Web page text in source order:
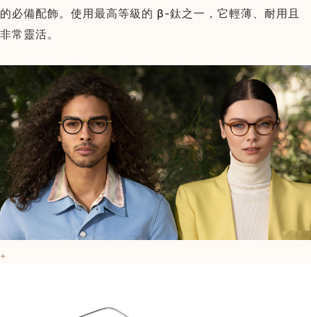
的必備配飾。使用最高等級的 β-鈦之一，它輕薄、耐用且
非常靈活。
+